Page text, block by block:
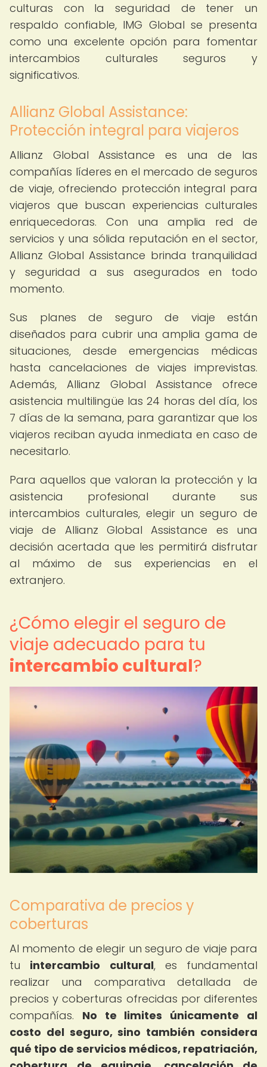
culturas con la seguridad de tener un
respaldo confiable, IMG Global se presenta
como una excelente opción para fomentar
intercambios culturales seguros y
significativos.
Allianz Global Assistance:
Protección integral para viajeros
Allianz Global Assistance es una de las
compañías líderes en el mercado de seguros
de viaje, ofreciendo protección integral para
viajeros que buscan experiencias culturales
enriquecedoras. Con una amplia red de
servicios y una sólida reputación en el sector,
Allianz Global Assistance brinda tranquilidad
y seguridad a sus asegurados en todo
momento.
Sus planes de seguro de viaje están
diseñados para cubrir una amplia gama de
situaciones, desde emergencias médicas
hasta cancelaciones de viajes imprevistas.
Además, Allianz Global Assistance ofrece
asistencia multilingüe las 24 horas del día, los
7 días de la semana, para garantizar que los
viajeros reciban ayuda inmediata en caso de
necesitarlo.
Para aquellos que valoran la protección y la
asistencia profesional durante sus
intercambios culturales, elegir un seguro de
viaje de Allianz Global Assistance es una
decisión acertada que les permitirá disfrutar
al máximo de sus experiencias en el
extranjero.
¿Cómo elegir el seguro de
viaje adecuado para tu
intercambio cultural?
Comparativa de precios y
coberturas
Al momento de elegir un seguro de viaje para
tu intercambio cultural, es fundamental
realizar una comparativa detallada de
precios y coberturas ofrecidas por diferentes
compañías. No te limites únicamente al
costo del seguro, sino también considera
qué tipo de servicios médicos, repatriación,